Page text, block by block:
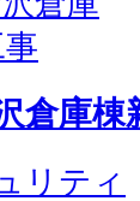
倉庫棟
リティ